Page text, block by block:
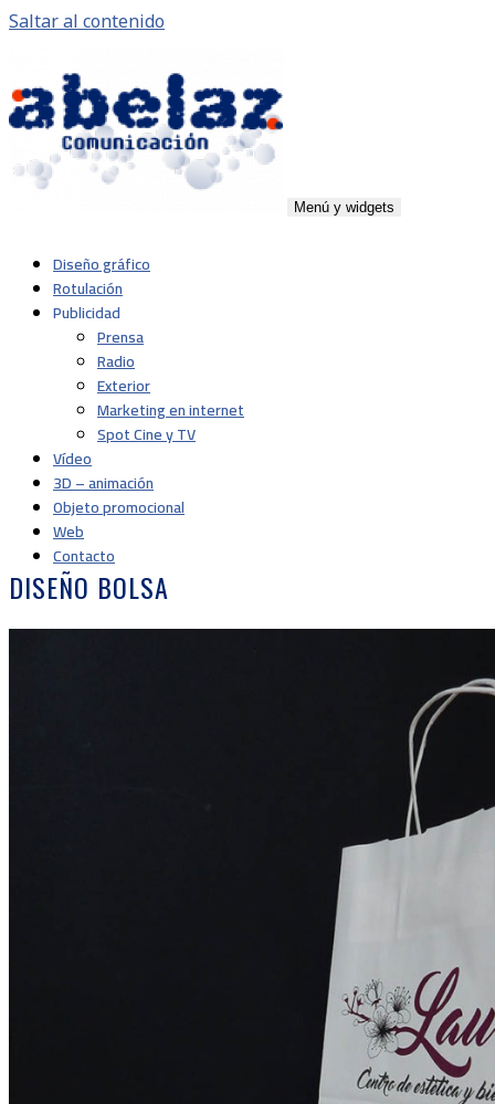
Saltar al contenido
Navarra
Menú y widgets
Diseño gráfico
Rotulación
Publicidad
Prensa
Radio
Exterior
Marketing en internet
Spot Cine y TV
Vídeo
3D – animación
Objeto promocional
Web
Contacto
DISEÑO BOLSA